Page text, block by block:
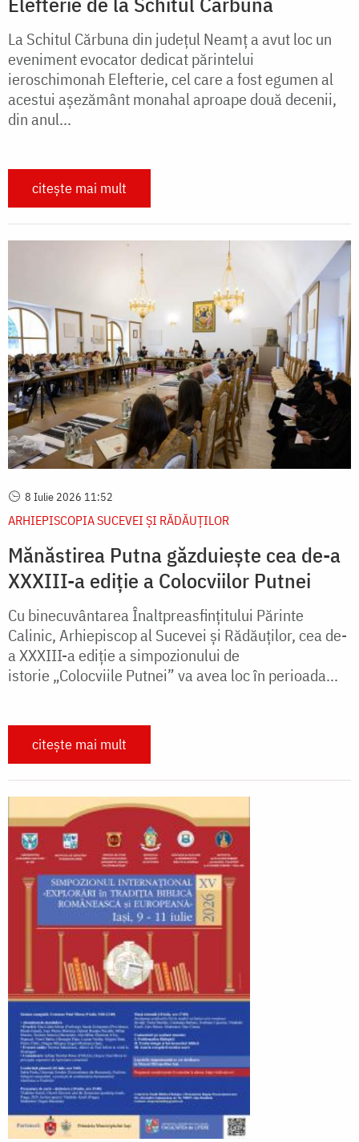
La Schitul Cărbuna din județul Neamț a avut loc un
eveniment evocator dedicat părintelui
ieroschimonah Elefterie, cel care a fost egumen al
acestui așezământ monahal aproape două decenii,
din anul...
citește mai mult
8 Iulie 2026 11:52
ARHIEPISCOPIA SUCEVEI ŞI RĂDĂUŢILOR
Mănăstirea Putna găzduiește cea de-a
XXXIII-a ediție a Colocviilor Putnei
Cu binecuvântarea Înaltpreasfințitului Părinte
Calinic, Arhiepiscop al Sucevei și Rădăuților, cea de-
a XXXIII-a ediție a simpozionului de
istorie „Colocviile Putnei” va avea loc în perioada...
citește mai mult